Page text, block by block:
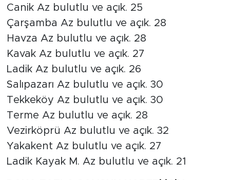
Canik Az bulutlu ve açık. 25
Çarşamba Az bulutlu ve açık. 28
Havza Az bulutlu ve açık. 28
Kavak Az bulutlu ve açık. 27
Ladik Az bulutlu ve açık. 26
Salıpazarı Az bulutlu ve açık. 30
Tekkeköy Az bulutlu ve açık. 30
Terme Az bulutlu ve açık. 28
Vezirköprü Az bulutlu ve açık. 32
Yakakent Az bulutlu ve açık. 27
Ladik Kayak M. Az bulutlu ve açık. 21